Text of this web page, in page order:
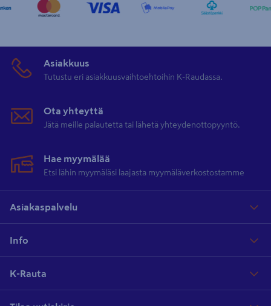
Asiakkuus
Tutustu eri asiakkuusvaihtoehtoihin K-Raudassa.
Ota yhteyttä
Jätä meille palautetta tai lähetä yhteydenottopyyntö.
Hae myymälää
Etsi lähin myymäläsi laajasta myymäläverkostostamme
Asiakaspalvelu
Info
K-Rauta